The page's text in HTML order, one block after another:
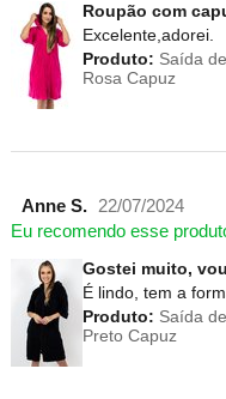
Roupão com
Excelente,adorei.
Produto: Saída
Rosa Capuz
Anne S. 22/07/2024
Eu recomendo esse
Gostei muito,
É lindo, tem a
Produto: Saída
Preto Capuz